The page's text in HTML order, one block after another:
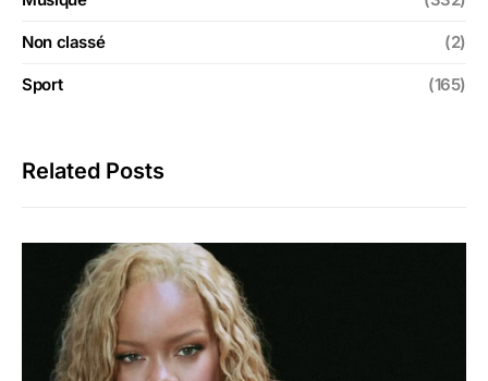
Non classé (2)
Sport (165)
Related Posts